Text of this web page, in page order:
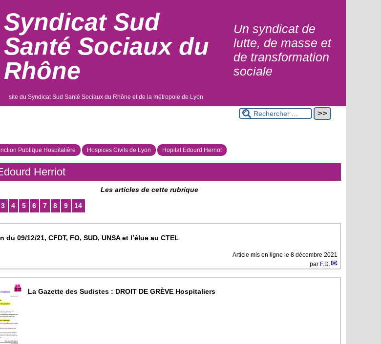
Syndicat Sud
Santé Sociaux du
Rhône
Un syndicat de
lutte, de masse et
de transformation
sociale
site du Syndicat Sud Santé Sociaux du Rhône et de la métropole de Lyon
Publique Hospitalière Hospices Civils de Lyon Hopital Edourd Herriot
Herriot
Les articles de cette rubrique
3 4 5 6 7 8 9 14
du 09/12/21, CFDT, FO, SUD, UNSA et l’élue au CTEL
Article mis en ligne le 8 décembre 2021
par F.D.
La Gazette des Sudistes : DROIT DE GRÈVE Hospitaliers